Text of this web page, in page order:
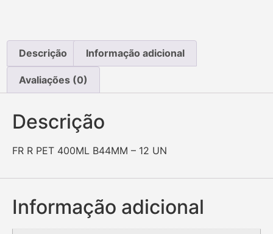
Descrição Informação adicional
Avaliações (0)
Descrição
FR R PET 400ML B44MM – 12 UN
Informação adicional